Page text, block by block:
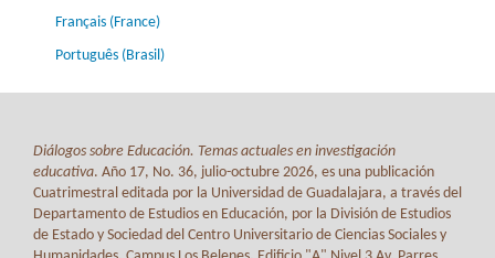
Français (France)
Português (Brasil)
Diálogos sobre Educación. Temas actuales en investigación
educativa. Año 17, No. 36, julio-octubre 2026, es una publicación
Cuatrimestral editada por la Universidad de Guadalajara, a través del
Departamento de Estudios en Educación, por la División de Estudios
de Estado y Sociedad del Centro Universitario de Ciencias Sociales y